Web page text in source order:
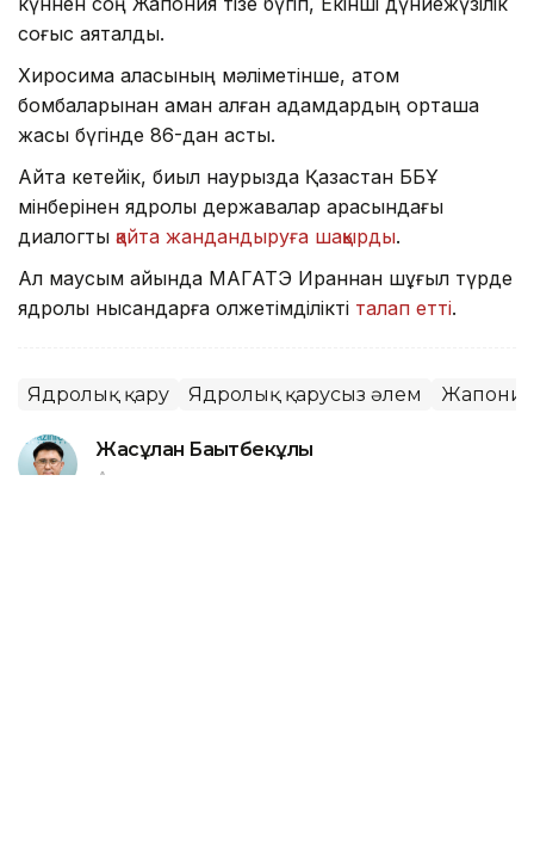
соғыс аяқталды.
Хиросима қаласының мәліметінше, атом
бомбаларынан аман қалған адамдардың орташа
жасы бүгінде 86-дан асты.
Айта кетейік, биыл наурызда Қазақстан ББҰ
мінберінен ядролық державалар арасындағы
диалогты қайта жандандыруға шақырды.
Ал маусым айында МАГАТЭ Ираннан шұғыл түрде
ядролық нысандарға қолжетімділікті талап етті.
Ядролық қару Ядролық қарусыз әлем
Жасұлан Бақытбекұлы
Авторлар